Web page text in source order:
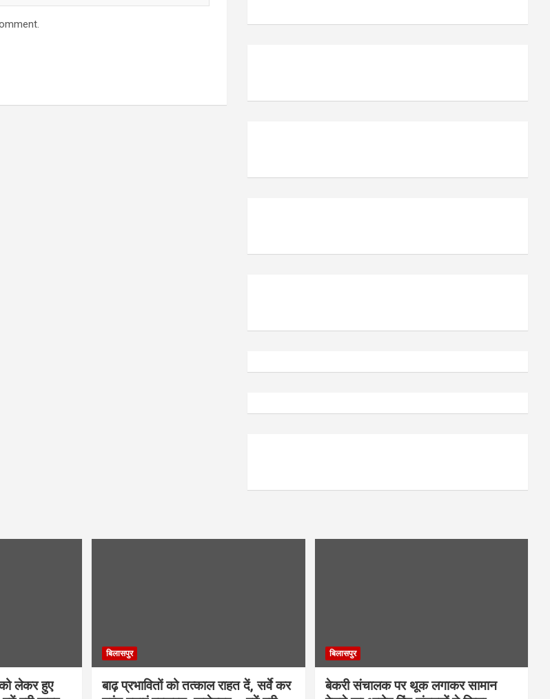
लेकर हुए
बिलासपुर
बाढ़ प्रभावितों को तत्काल राहत दें, सर्वे कर
बिलासपुर
बेकरी संचालक पर थूक लगाकर सामान